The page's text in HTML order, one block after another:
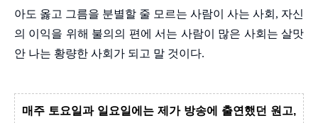
아도 옳고 그름을 분별할 줄 모르는 사람이 사는 사회, 자신
의 이익을 위해 불의의 편에 서는 사람이 많은 사회는 살맛
안 나는 황량한 사회가 되고 말 것이다.
매주 토요일과 일요일에는 제가 방송에 출연했던 원고,